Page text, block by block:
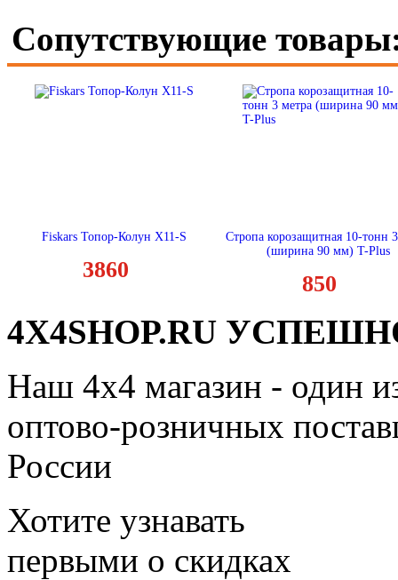
Сопутствующие
Fiskars Топор-Колун X11-S
3860
Стропа корозащитная 10-тонн
(ширина 90 мм) T-Plus
850
4X4SHOP.RU
Наш 4x4 магазин - один
оптово-розничных
России
Хотите узнавать
первыми о скидках